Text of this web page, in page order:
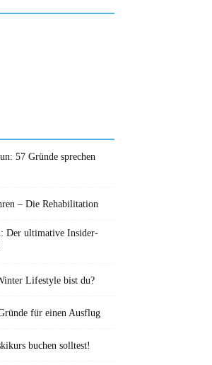
57 Gründe sprechen
– Die Rehabilitation
Der ultimative Insider-
Lifestyle bist du?
für einen Ausflug
buchen solltest!